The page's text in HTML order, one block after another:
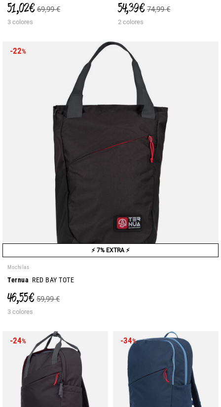
51,02 € 69,99 €
3 colores
54,39 € 74,99 €
2 colores
-22%
⚡ 7% EXTRA ⚡
Mochilas
Ternua RED BAY TOTE
46,55 € 59,99 €
3 colores
-24% -34%